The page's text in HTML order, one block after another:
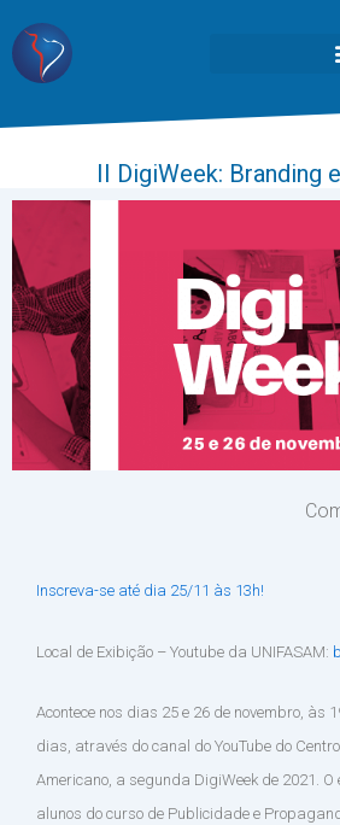
II DigiWeek: Branding
Inscreva-se até dia 25/11 às 13h!
Local de Exibição – Youtube da UNIFASAM:
Acontece nos dias 25 e 26 de novembro, às
dias, através do canal do YouTube do
Americano, a segunda DigiWeek de 2021. O
alunos do curso de Publicidade e